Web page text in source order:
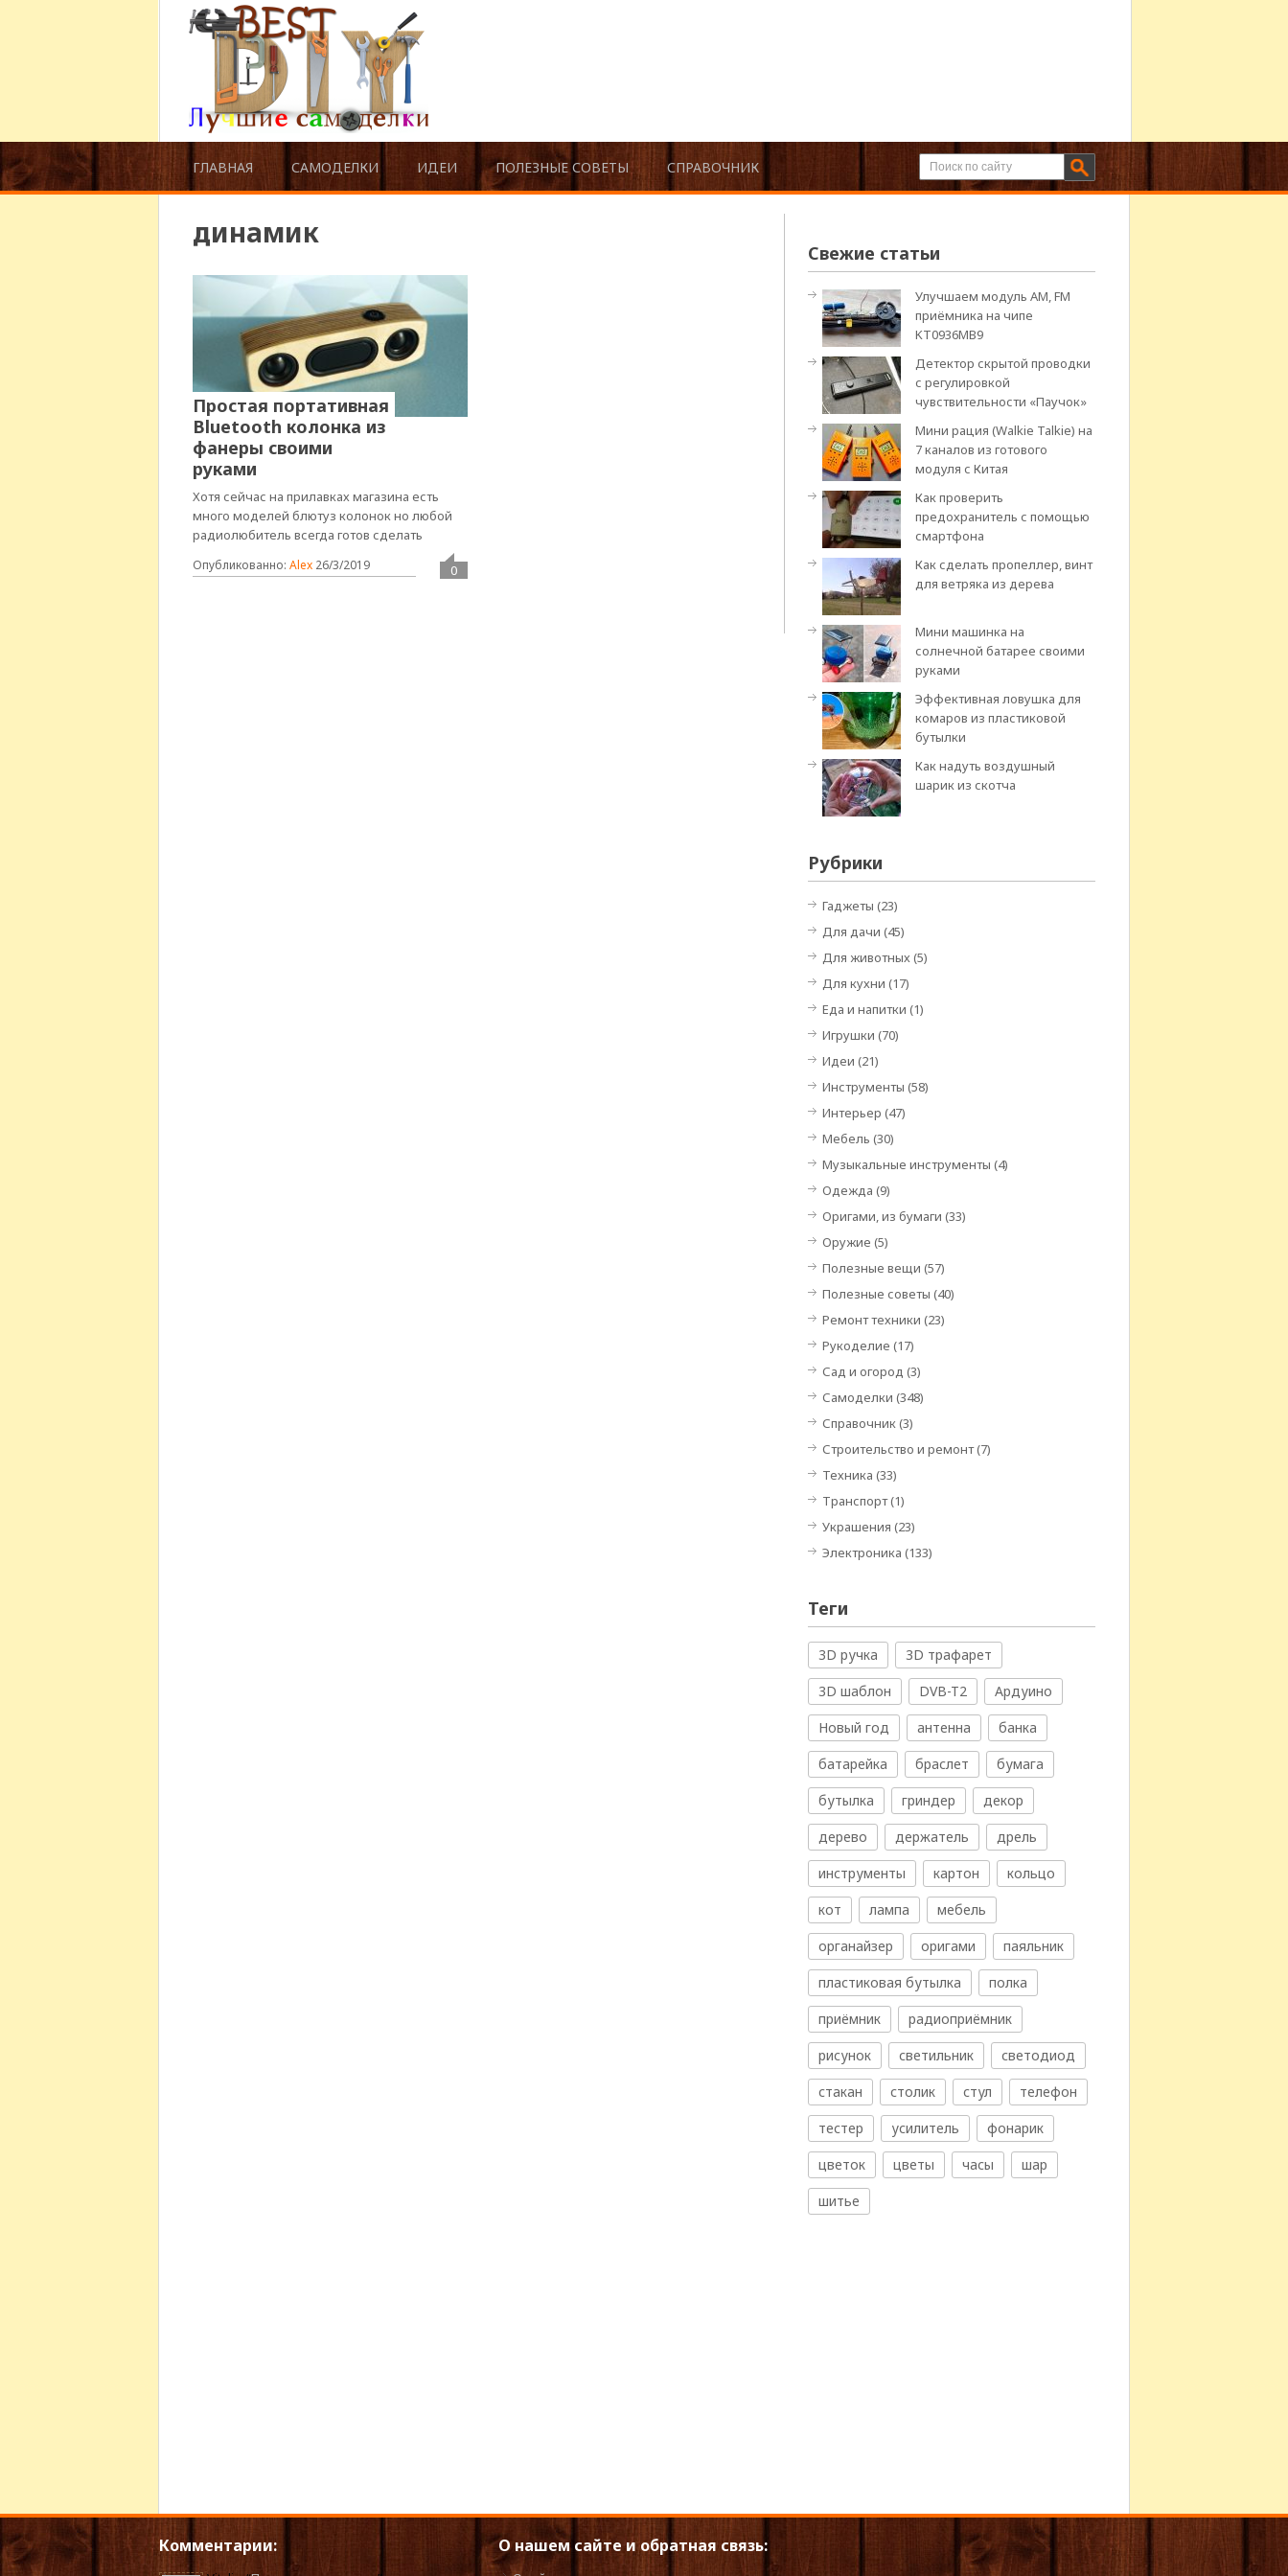
ГЛАВНАЯ САМОДЕЛКИ ИДЕИ ПОЛЕЗНЫЕ СОВЕТЫ СПРАВОЧНИК
динамик
Простая портативная
Bluetooth колонка из
фанеры своими
руками
Хотя сейчас на прилавках магазина есть
много моделей блютуз колонок но любой
радиолюбитель всегда готов сделать
Опубликованно:Alex 26/3/2019 0
Свежие статьи
Улучшаем модуль АМ, FM
приёмника на чипе
KT0936MB9
Детектор скрытой проводки
с регулировкой
чувствительности «Паучок»
Мини рация (Walkie Talkie) на
7 каналов из готового
модуля с Китая
Как проверить
предохранитель с помощью
смартфона
Как сделать пропеллер, винт
для ветряка из дерева
Мини машинка на
солнечной батарее своими
руками
Эффективная ловушка для
комаров из пластиковой
бутылки
Как надуть воздушный
шарик из скотча
Рубрики
Гаджеты (23)
Для дачи (45)
Для животных(5)
Для кухни (17)
Еда и напитки (1)
Игрушки (70)
Идеи (21)
Инструменты (58)
Интерьер (47)
Мебель (30)
Музыкальные инструменты (4)
Одежда (9)
Оригами, из бумаги (33)
Оружие (5)
Полезные вещи (57)
Полезные советы (40)
Ремонт техники (23)
Рукоделие (17)
Сад и огород (3)
Самоделки (348)
Справочник(3)
Строительство и ремонт(7)
Техника (33)
Транспорт(1)
Украшения (23)
Электроника (133)
Теги
3D ручка
3D трафарет
3D шаблон
DVB-T2
Ардуино
Новый год
антенна
банка
батарейка
браслет
бумага
бутылка
гриндер
декор
дерево
держатель
дрель
инструменты
картон
кольцо
кот
лампа
мебель
органайзер
оригами
паяльник
пластиковая бутылка
полка
приёмник
радиоприёмник
рисунок
светильник
светодиод
стакан
столик стул
телефон
тестер
усилитель
фонарик
цветок
цветы часы
шар
шитье
Комментарии: О нашем сайте и обратная связь: